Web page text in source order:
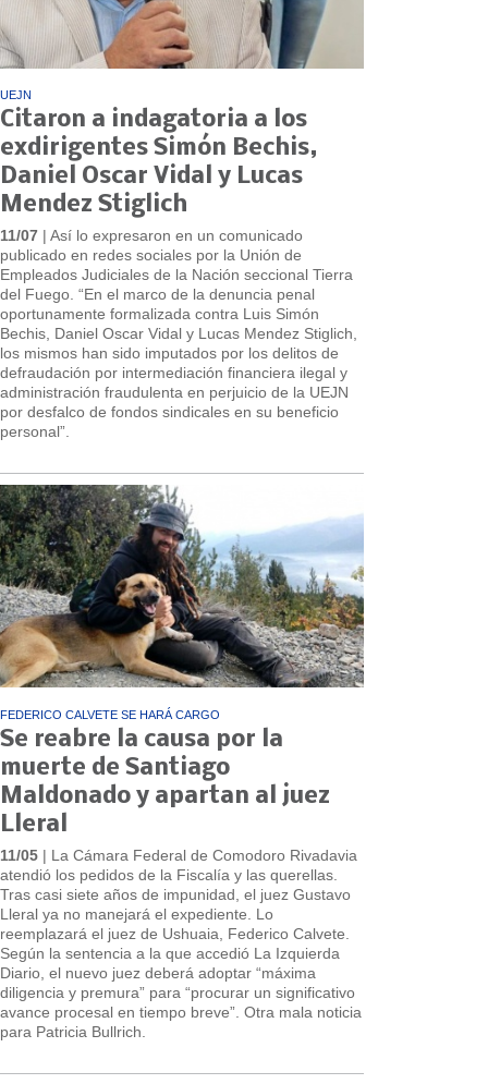
UEJN
Citaron a indagatoria a los
exdirigentes Simón Bechis,
Daniel Oscar Vidal y Lucas
Mendez Stiglich
11/07 | Así lo expresaron en un comunicado
publicado en redes sociales por la Unión de
Empleados Judiciales de la Nación seccional Tierra
del Fuego. “En el marco de la denuncia penal
oportunamente formalizada contra Luis Simón
Bechis, Daniel Oscar Vidal y Lucas Mendez Stiglich,
los mismos han sido imputados por los delitos de
defraudación por intermediación financiera ilegal y
administración fraudulenta en perjuicio de la UEJN
por desfalco de fondos sindicales en su beneficio
personal”.
FEDERICO CALVETE SE HARÁ CARGO
Se reabre la causa por la
muerte de Santiago
Maldonado y apartan al juez
Lleral
11/05 | La Cámara Federal de Comodoro Rivadavia
atendió los pedidos de la Fiscalía y las querellas.
Tras casi siete años de impunidad, el juez Gustavo
Lleral ya no manejará el expediente. Lo
reemplazará el juez de Ushuaia, Federico Calvete.
Según la sentencia a la que accedió La Izquierda
Diario, el nuevo juez deberá adoptar “máxima
diligencia y premura” para “procurar un significativo
avance procesal en tiempo breve”. Otra mala noticia
para Patricia Bullrich.